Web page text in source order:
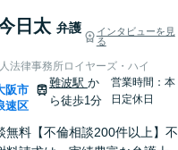
日太 弁護
インタビューを見
る
法律事務所ロイヤーズ・ハイ
阪市
速区
難波駅 か
ら徒歩1分
営業時間：本
日定休日
無料【不倫相談200件以上】不